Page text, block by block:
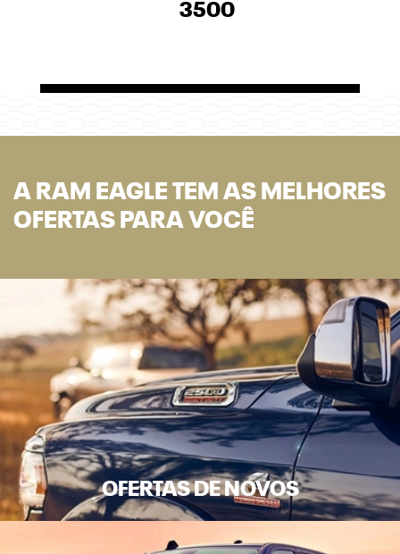
3500
A RAM EAGLE TEM AS MELHORES
OFERTAS PARA VOCÊ
OFERTAS DE NOVOS